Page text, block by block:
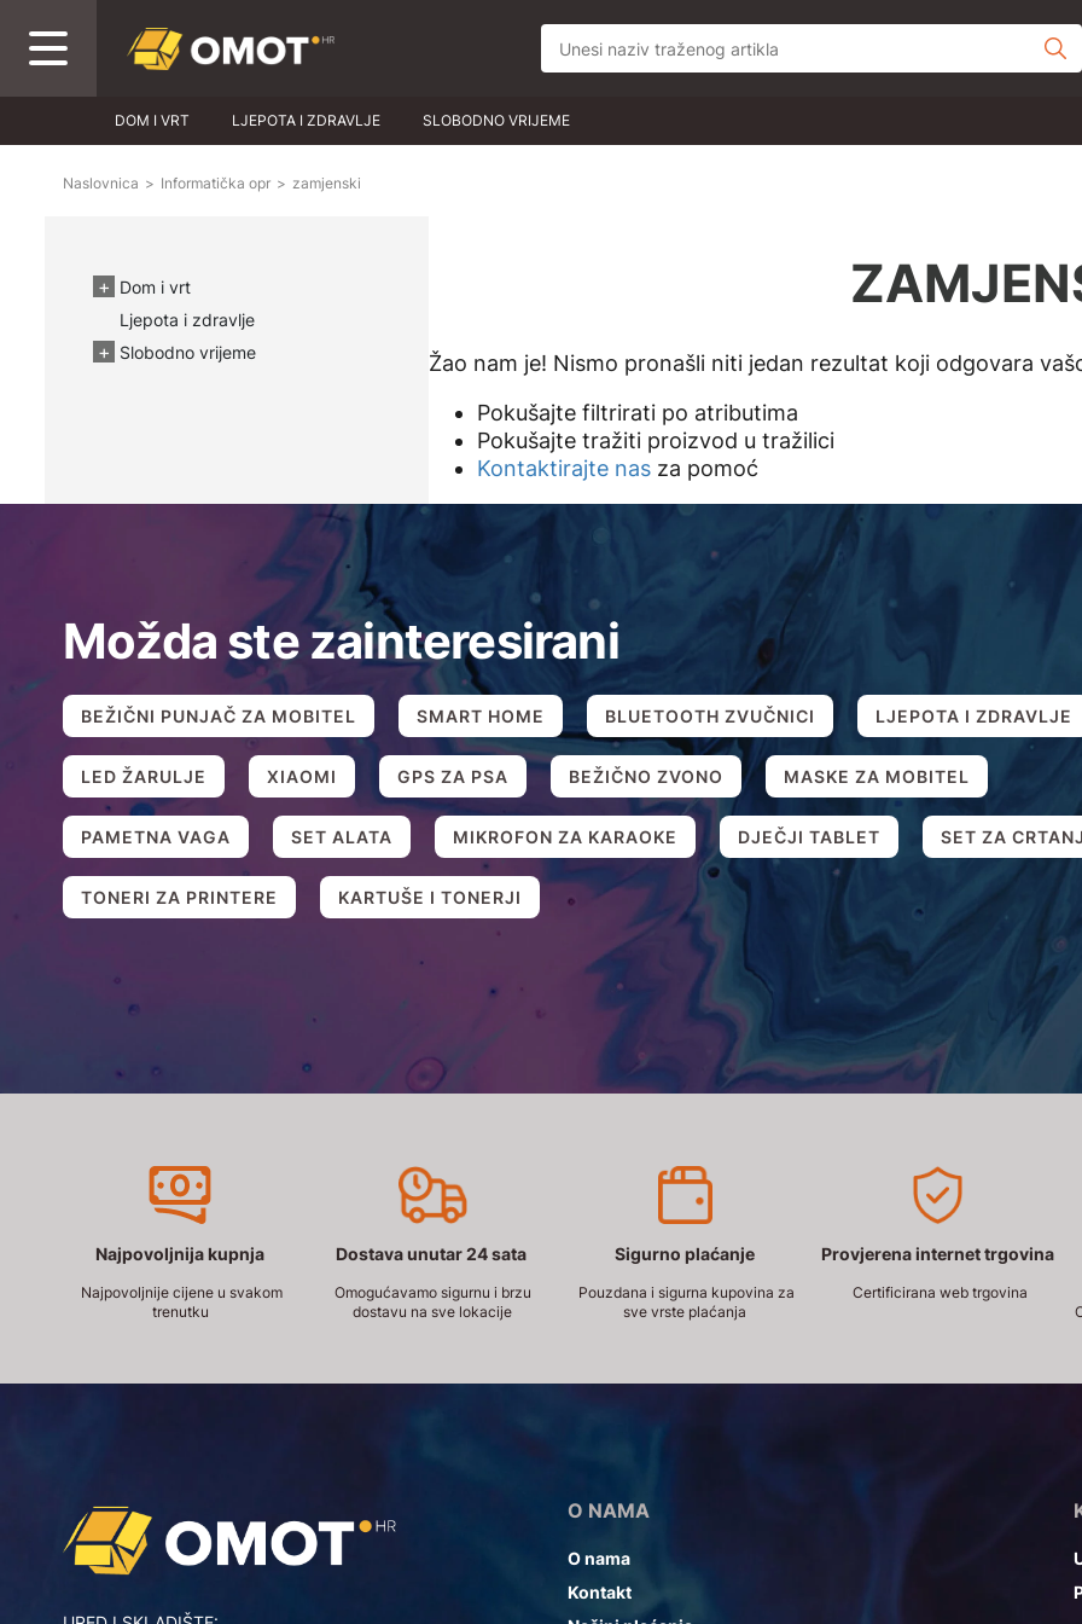
DOM I VRT LJEPOTA I ZDRAVLJE SLOBODNO VRIJEME
Naslovnica > Informatička opr > zamjenski
Dom i vrt
Ljepota i zdravlje
Slobodno vrijeme
Žao nam je! Nismo pronašli niti jedan rezultat koji odgovara
Pokušajte filtrirati po atributima
Pokušajte tražiti proizvod u tražilici
Kontaktirajte nasza pomoć
Možda ste zainteresirani
BEŽIČNI PUNJAČ ZA MOBITEL SMART HOME BLUETOOTH ZVUČNICI LJEPOTA I ZDRAVLJE
LED ŽARULJE XIAOMI GPS ZA PSA BEŽIČNO ZVONO MASKE ZA MOBITEL
PAMETNA VAGA SET ALATA MIKROFON ZA KARAOKE DJEČJI TABLET SET ZA
TONERI ZA PRINTERE KARTUŠE I TONERJI
Najpovoljnija kupnja
Najpovoljnije cijene u svakom
trenutku
Dostava unutar 24 sata
Omogućavamo sigurnu i brzu
dostavu na sve lokacije
Sigurno plaćanje
Pouzdana i sigurna kupovina za
sve vrste plaćanja
Provjerena internet trgovina
Certificirana web trgovina
O NAMA
O nama
Kontakt